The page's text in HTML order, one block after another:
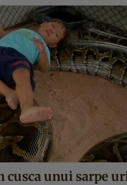
cusca unui sarpe